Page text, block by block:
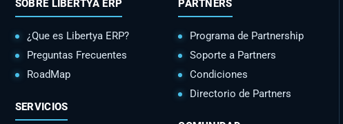
SOBRE LIBERTYA ERP
¿Que es Libertya ERP?
Preguntas Frecuentes
RoadMap
SERVICIOS
PARTNERS
Programa de Partnership
Soporte a Partners
Condiciones
Directorio de Partners